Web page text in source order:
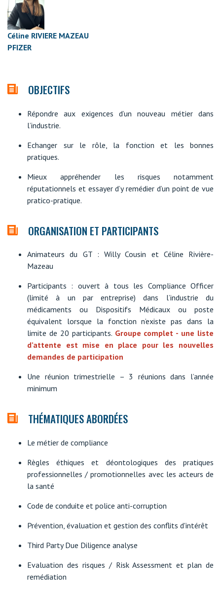
Céline RIVIERE MAZEAU
PFIZER
OBJECTIFS
Répondre aux exigences d’un nouveau métier dans
l’industrie.
Echanger sur le rôle, la fonction et les bonnes
pratiques.
Mieux appréhender les risques notamment
réputationnels et essayer d’y remédier d’un point de vue
pratico-pratique.
ORGANISATION ET PARTICIPANTS
Animateurs du GT : Willy Cousin et Céline Rivière-
Mazeau
Participants : ouvert à tous les Compliance Officer
(limité à un par entreprise) dans l’industrie du
médicaments ou Dispositifs Médicaux ou poste
équivalent lorsque la fonction n’existe pas dans la
limite de 20 participants. Groupe complet - une liste
d’attente est mise en place pour les nouvelles
demandes de participation
Une réunion trimestrielle – 3 réunions dans l’année
minimum
THÉMATIQUES ABORDÉES
Le métier de compliance
Règles éthiques et déontologiques des pratiques
professionnelles / promotionnelles avec les acteurs de
la santé
Code de conduite et police anti-corruption
Prévention, évaluation et gestion des conflits d'intérêt
Third Party Due Diligence analyse
Evaluation des risques / Risk Assessment et plan de
remédiation